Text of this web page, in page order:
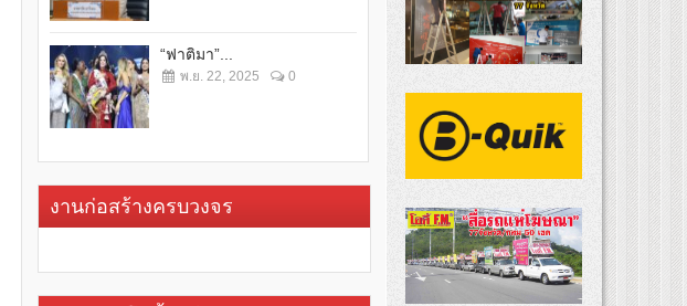
“ฟาติมา”...
พ.ย. 22, 2025 0
งานก่อสร้างครบวงจร